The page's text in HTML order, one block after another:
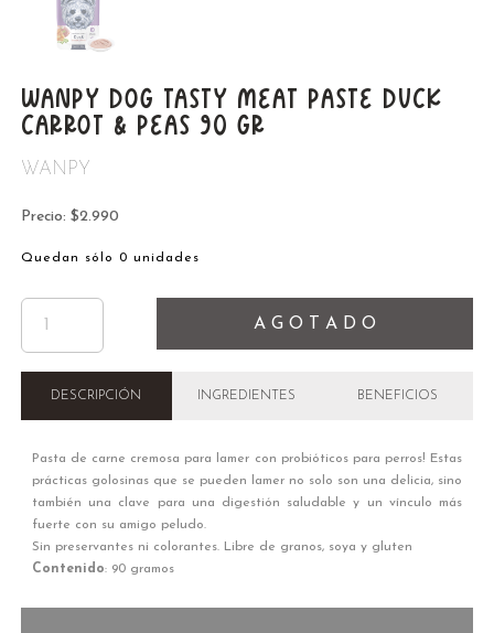
WANPY DOG TASTY MEAT PASTE DUCK
CARROT & PEAS 90 GR
WANPY
Precio: $2.990
Quedan sólo 0 unidades
A G O T A D O
DESCRIPCIÓN INGREDIENTES BENEFICIOS
Pasta de carne cremosa para lamer con probióticos para perros! Estas
prácticas golosinas que se pueden lamer no solo son una delicia, sino
también una clave para una digestión saludable y un vínculo más
fuerte con su amigo peludo.
Sin preservantes ni colorantes. Libre de granos, soya y gluten
Contenido: 90 gramos